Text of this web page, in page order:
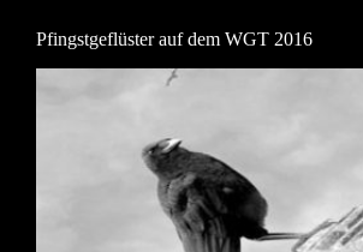
Pfingstgeflüster auf dem WGT 2016